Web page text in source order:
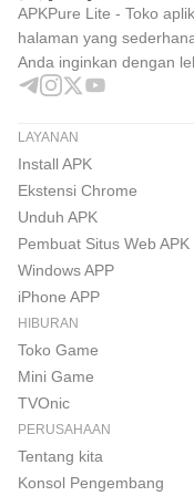
Crash atau bug
AI lalu lintas
Lingkungan terasa
Cara Download
Indonesia
Kamu bisa download
langsung dari
Ukuran dapat
penyimpanan ponsel
Selama proses
tidak korup. Setelah
biasa; pada sebagian
memberi izin
APKPure Lite - Toko
halaman yang
Anda inginkan dengan
LAYANAN
Install APK
Ekstensi Chrome
Unduh APK
Pembuat Situs Web APK
Windows APP
iPhone APP
HIBURAN
Toko Game
Mini Game
TVOnic
PERUSAHAAN
Tentang kita
Konsol Pengembang